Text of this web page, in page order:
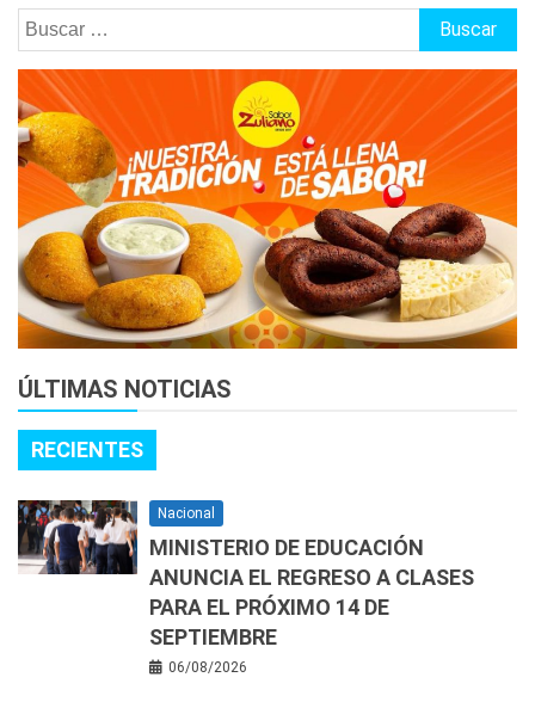
Buscar:
ÚLTIMAS NOTICIAS
RECIENTES
Nacional
MINISTERIO DE EDUCACIÓN
ANUNCIA EL REGRESO A CLASES
PARA EL PRÓXIMO 14 DE
SEPTIEMBRE
06/08/2026